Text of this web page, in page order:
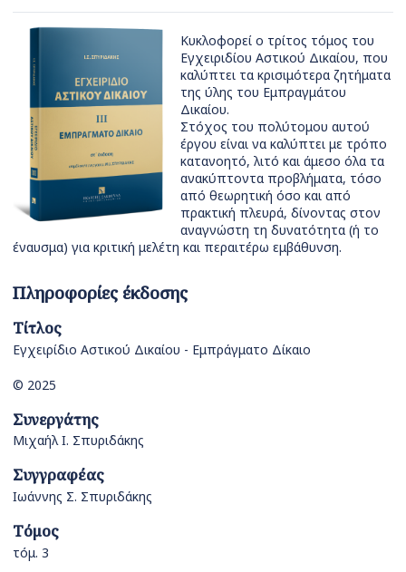
Κυκλοφορεί ο τρίτος τόμος του
Εγχειριδίου Αστικού Δικαίου, που
καλύπτει τα κρισιμότερα ζητήματα
της ύλης του Εμπραγμάτου
Δικαίου.
Στόχος του πολύτομου αυτού
έργου είναι να καλύπτει με τρόπο
κατανοητό, λιτό και άμεσο όλα τα
ανακύπτοντα προβλήματα, τόσο
από θεωρητική όσο και από
πρακτική πλευρά, δίνοντας στον
αναγνώστη τη δυνατότητα (ή το
έναυσμα) για κριτική μελέτη και περαιτέρω εμβάθυνση.
Πληροφορίες έκδοσης
Τίτλος
Εγχειρίδιο Αστικού Δικαίου - Εμπράγματο Δίκαιο
© 2025
Συνεργάτης
Μιχαήλ Ι. Σπυριδάκης
Συγγραφέας
Ιωάννης Σ. Σπυριδάκης
Τόμος
τόμ. 3